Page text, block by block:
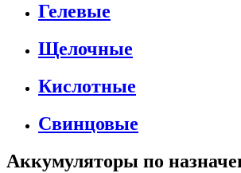
Гелевые
Щелочные
Кислотные
Свинцовые
Аккумуляторы по